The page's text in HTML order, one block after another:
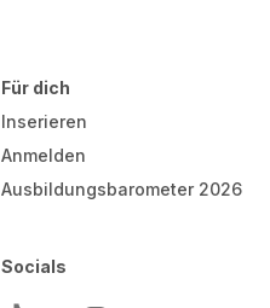
Für dich
Inserieren
Anmelden
Ausbildungsbarometer 2026
Socials